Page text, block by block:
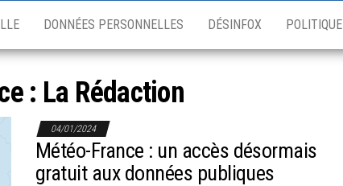
DONNÉES PERSONNELLES DÉSINFOX POLITIQUE
: La Rédaction
04/01/2024
Météo-France : un accès désormais
gratuit aux données publiques